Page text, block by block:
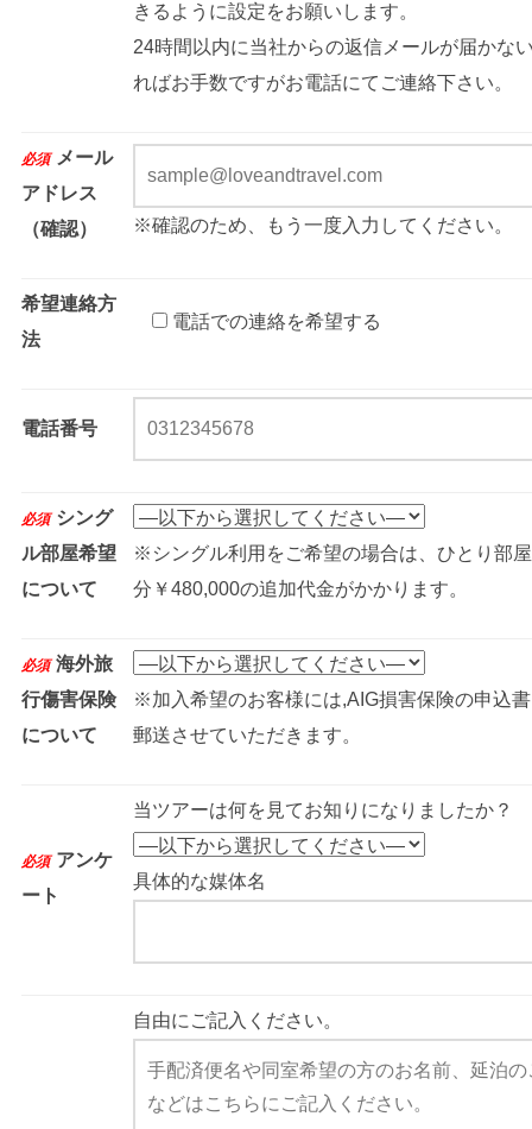
きるように設定をお願いします。
24時間以内に当社からの返信メールが届かな
ればお手数ですがお電話にてご連絡下さい。
必須 メール
アドレス
（確認）
※確認のため、もう一度入力してください。
希望連絡方
法
電話での連絡を希望する
電話番号
必須 シング
ル部屋希望
について
※シングル利用をご希望の場合は、ひとり部
分￥480,000の追加代金がかかります。
必須 海外旅
行傷害保険
について
※加入希望のお客様には,AIG損害保険の申込
郵送させていただきます。
必須 アンケ
ート
当ツアーは何を見てお知りになりましたか？
具体的な媒体名
自由にご記入ください。